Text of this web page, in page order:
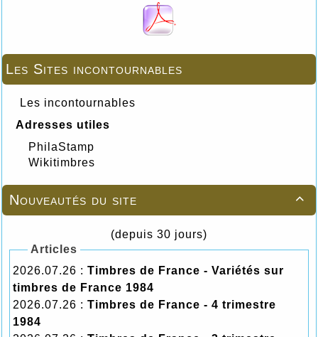
Les Sites incontournables
Les incontournables
Adresses utiles
PhilaStamp
Wikitimbres

Nouveautés du site
(depuis 30 jours)
Articles
2026.07.26 : Timbres de France - Variétés sur
timbres de France 1984
2026.07.26 : Timbres de France - 4 trimestre
1984